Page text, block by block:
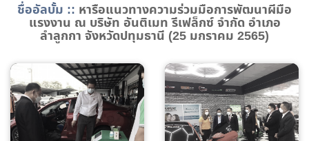
ชื่ออัลบั้ม :: หารือแนวทางความร่วมมือการพัฒนาผีมือ
แรงงาน ณ บริษัท อันติเมท รีเฟล็กซ์ จำกัด อำเภอ
ลำลูกกา จังหวัดปทุมธานี (25 มกราคม 2565)